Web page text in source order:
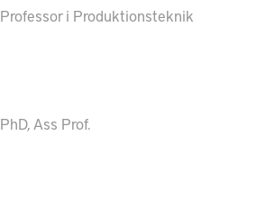
Professor i Produktionsteknik
PhD, Ass Prof.